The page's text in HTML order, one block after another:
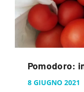
Pomodoro:
8 GIUGNO 2021